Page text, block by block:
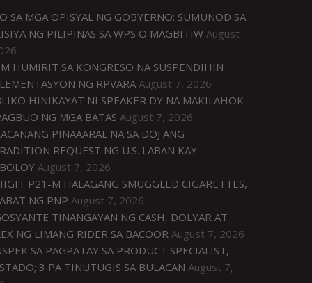
SA MGA OPISYAL NG GOBYERNO: SUMUNOD SA
NG PILIPINAS SA WPS O MAGBITIW August
HUMIRIT SA KONGRESO NA SUSPENDIHIN
NG RPVARA August 7, 2026
HINIKAYAT NI SPEAKER DY NA MAKILAHOK
NG MGA BATAS August 7, 2026
PINAAARAL NA SA DOJ ANG
REQUEST NG U.S. LABAN KAY
August 7, 2026
P21-M HALAGANG SMUGGLED CIGARETTES,
NG PNP August 7, 2026
TINANGAYAN NG CASH, DOLYAR AT
NG LIMANG RIDER SA BACOOR August 7, 2026
SA PAGPATAY SA PRODUCT SPECIALIST,
3 PA TINUTUGIS SA BULACAN August 7,